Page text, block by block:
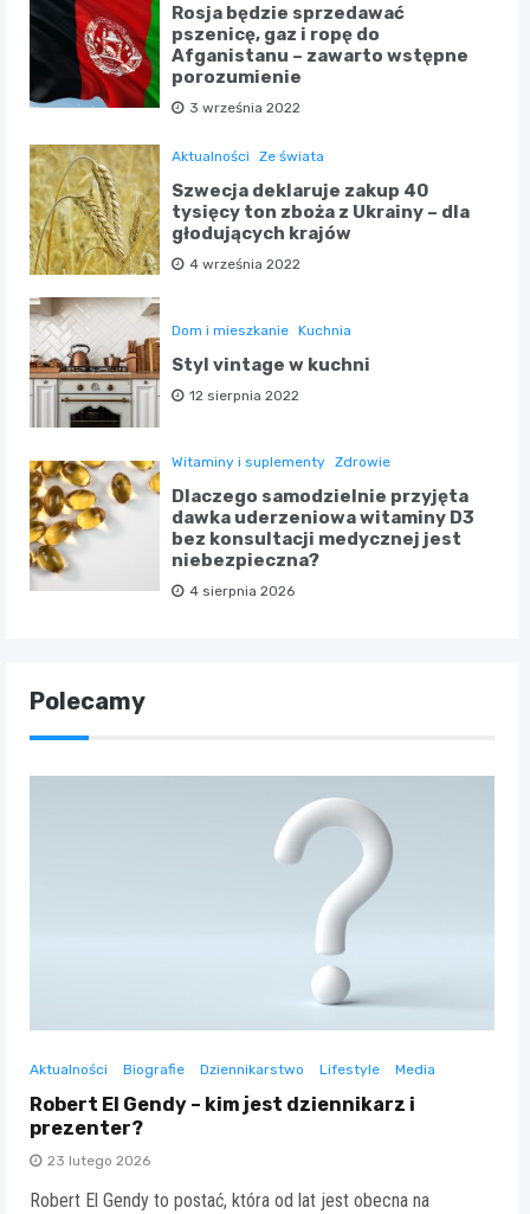
Rosja będzie sprzedawać
pszenicę, gaz i ropę do
Afganistanu – zawarto wstępne
porozumienie
3 września 2022
Aktualności Ze świata
Szwecja deklaruje zakup 40
tysięcy ton zboża z Ukrainy – dla
głodujących krajów
4 września 2022
Dom i mieszkanie Kuchnia
Styl vintage w kuchni
12 sierpnia 2022
Witaminy i suplementy Zdrowie
Dlaczego samodzielnie przyjęta
dawka uderzeniowa witaminy D3
bez konsultacji medycznej jest
niebezpieczna?
4 sierpnia 2026
Polecamy
Aktualności Biografie Dziennikarstwo Lifestyle Media
Robert El Gendy – kim jest dziennikarz i
prezenter?
23 lutego 2026
Robert El Gendy to postać, która od lat jest obecna na